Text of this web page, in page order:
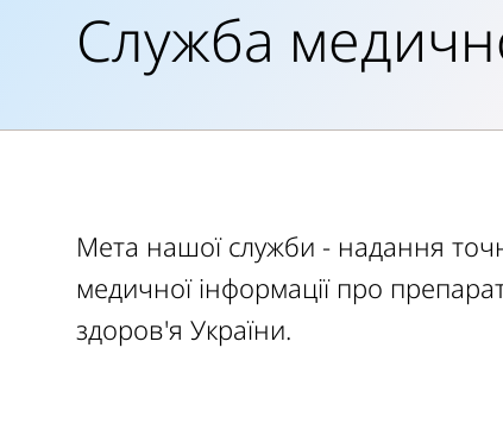
Служба
Мета нашої служби - надання
медичної інформації про
здоров'я України.